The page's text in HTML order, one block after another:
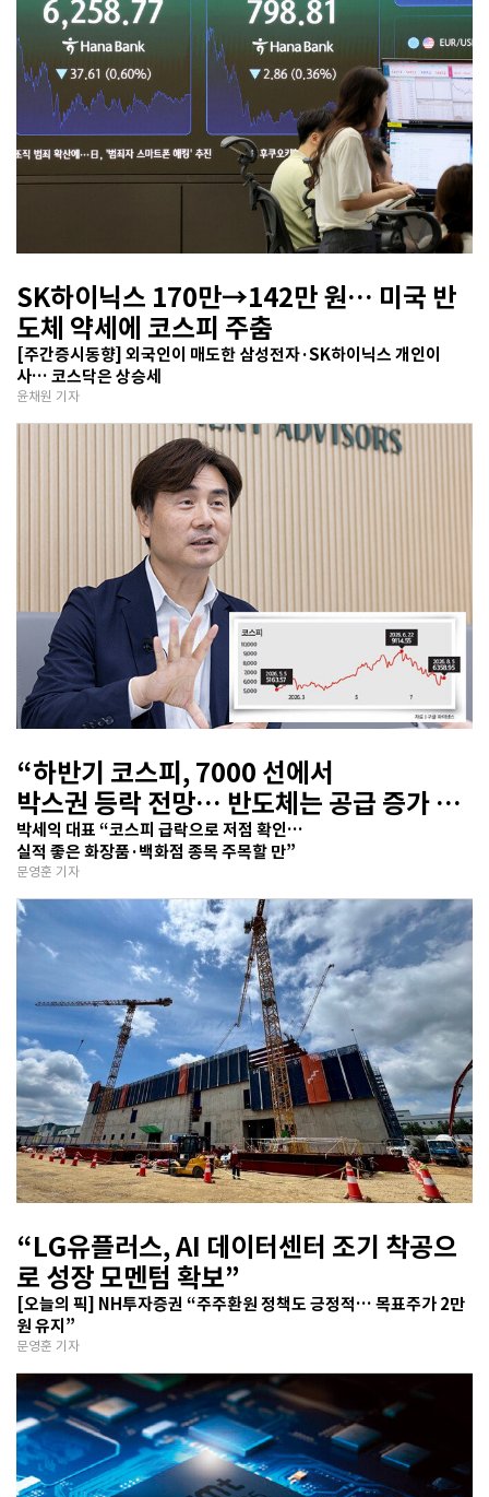
SK하이닉스 170만→142만 원… 미국 반
도체 약세에 코스피 주춤
[주간증시동향] 외국인이 매도한 삼성전자·SK하이닉스 개인이
사… 코스닥은 상승세
윤채원 기자
“하반기 코스피, 7000 선에서
박스권 등락 전망… 반도체는 공급 증가 선
반영 주시해야”
박세익 대표 “코스피 급락으로 저점 확인…
실적 좋은 화장품·백화점 종목 주목할 만”
문영훈 기자
“LG유플러스, AI 데이터센터 조기 착공으
로 성장 모멘텀 확보”
[오늘의 픽] NH투자증권 “주주환원 정책도 긍정적… 목표주가 2만
원 유지”
문영훈 기자